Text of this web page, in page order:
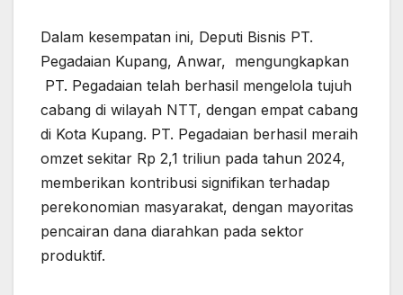
Dalam kesempatan ini, Deputi Bisnis PT.
Pegadaian Kupang, Anwar, mengungkapkan
PT. Pegadaian telah berhasil mengelola tujuh
cabang di wilayah NTT, dengan empat cabang
di Kota Kupang. PT. Pegadaian berhasil meraih
omzet sekitar Rp 2,1 triliun pada tahun 2024,
memberikan kontribusi signifikan terhadap
perekonomian masyarakat, dengan mayoritas
pencairan dana diarahkan pada sektor
produktif.